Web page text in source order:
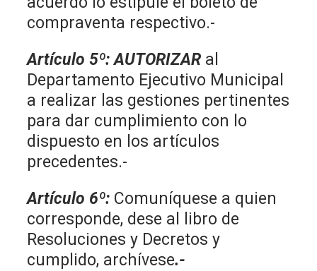
compraventa respectivo.-
Artículo 5º: AUTORIZAR al
Departamento Ejecutivo Municipal
a realizar las gestiones pertinentes
para dar cumplimiento con lo
dispuesto en los artículos
precedentes.-
Artículo 6º: Comuníquese a quien
corresponde, dese al libro de
Resoluciones y Decretos y
cumplido, archívese.-